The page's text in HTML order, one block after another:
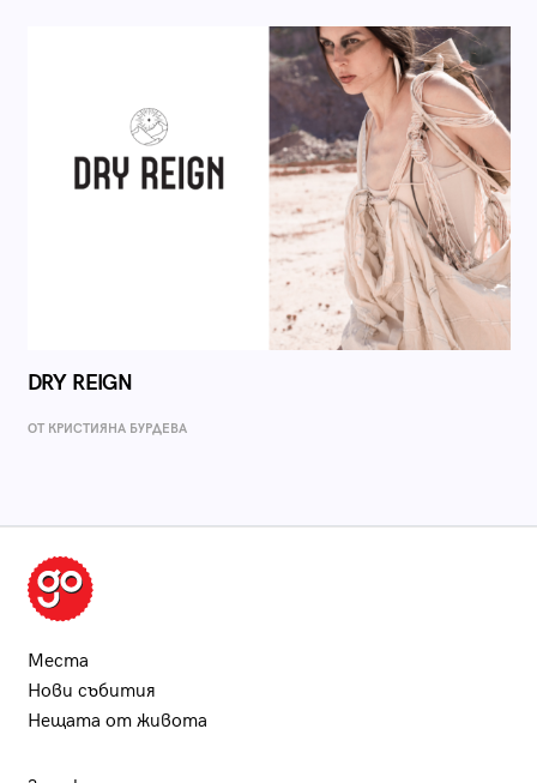
DRY REIGN
ОТ КРИСТИЯНА БУРДЕВА
Места
Нови събития
Нещата от живота